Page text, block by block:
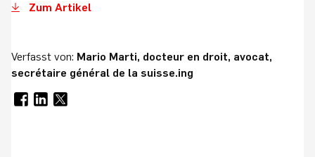
Zum Artikel
Verfasst von: Mario Marti, docteur en droit, avocat,
secrétaire général de la suisse.ing